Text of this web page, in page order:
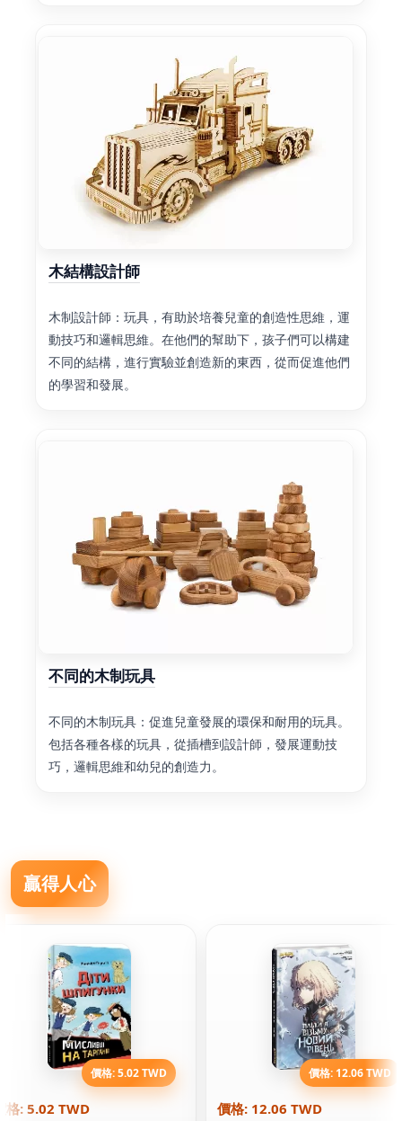
木結構設計師
木制設計師：玩具，有助於培養兒童的創造性思維，運
動技巧和邏輯思維。在他們的幫助下，孩子們可以構建
不同的結構，進行實驗並創造新的東西，從而促進他們
的學習和發展。
不同的木制玩具
不同的木制玩具：促進兒童發展的環保和耐用的玩具。
包括各種各樣的玩具，從插槽到設計師，發展運動技
巧，邏輯思維和幼兒的創造力。
贏得人心
價格: 5.02 TWD
格: 5.02 TWD
價格: 12.06 TWD
價格: 12.06 TWD